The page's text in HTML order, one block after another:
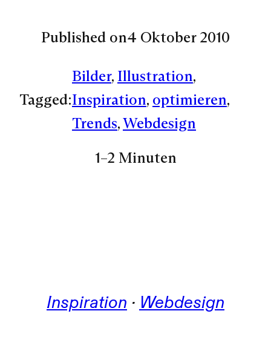
Published on4 Oktober 2010
Tagged:
Bilder, Illustration
Inspiration, optimieren
Trends, Webdesign
1–2 Minuten
Inspiration · Webdesign